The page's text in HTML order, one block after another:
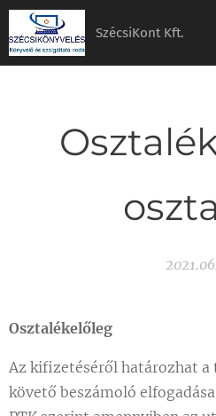
SzécsiKont Kft.
Osztalékelőleg
Az kifizetéséről határozhat a
követő beszámoló